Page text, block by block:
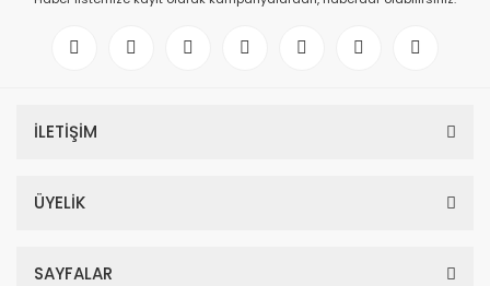
İLETİŞİM
ÜYELİK
SAYFALAR